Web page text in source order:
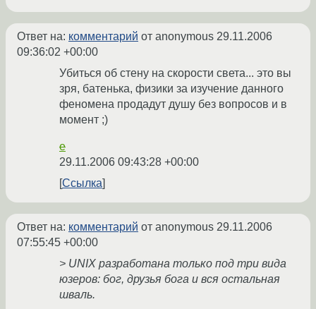
Ответ на: комментарий от anonymous 29.11.2006
09:36:02 +00:00
Убиться об стену на скорости света... это вы
зря, батенька, физики за изучение данного
феномена продадут душу без вопросов и в
момент ;)
e
29.11.2006 09:43:28 +00:00
Ссылка
Ответ на: комментарий от anonymous 29.11.2006
07:55:45 +00:00
> UNIX разработана только под три вида
юзеров: бог, друзья бога и вся остальная
шваль.